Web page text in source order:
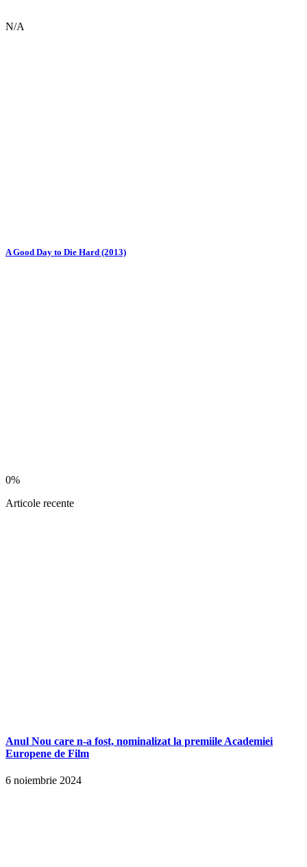
N/A
A Good Day to Die Hard (2013)
0%
Articole recente
Anul Nou care n-a fost, nominalizat la premiile Academiei
Europene de Film
6 noiembrie 2024